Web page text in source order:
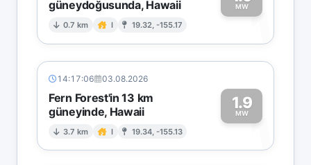
güneydoğusunda, Hawaii
0.7 km I 19.32, -155.17
MW1
14:17:06 03.08.2026
Fern Forest'in 13 km
güneyinde, Hawaii
3.7 km I 19.34, -155.13
1.9
MW1